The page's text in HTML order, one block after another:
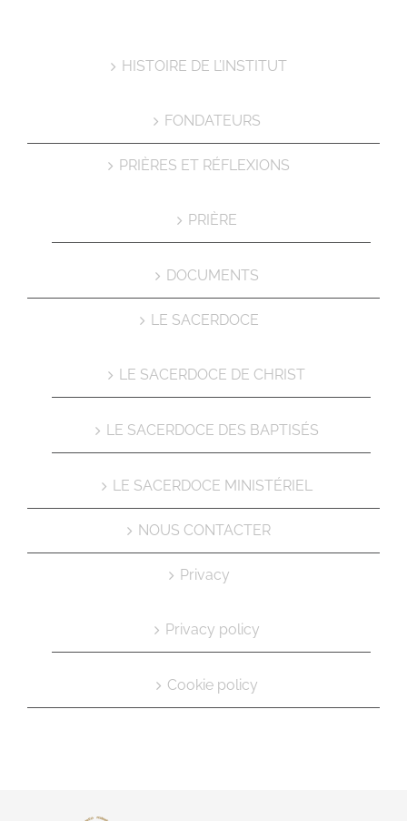
HISTOIRE DE L’INSTITUT
FONDATEURS
PRIÈRES ET RÉFLEXIONS
PRIÈRE
DOCUMENTS
LE SACERDOCE
LE SACERDOCE DE CHRIST
LE SACERDOCE DES BAPTISÉS
LE SACERDOCE MINISTÉRIEL
NOUS CONTACTER
Privacy
Privacy policy
Cookie policy